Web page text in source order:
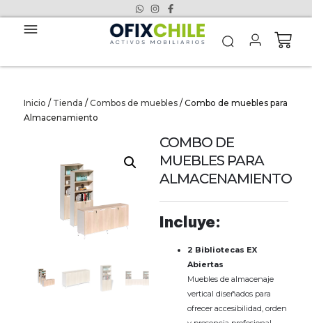
Inicio / Tienda / Combos de muebles/ Combo de muebles para
Almacenamiento
COMBO DE
MUEBLES PARA
ALMACENAMIENTO
Incluye:
2 Bibliotecas EX
Abiertas
Muebles de almacenaje
vertical diseñados para
ofrecer accesibilidad, orden